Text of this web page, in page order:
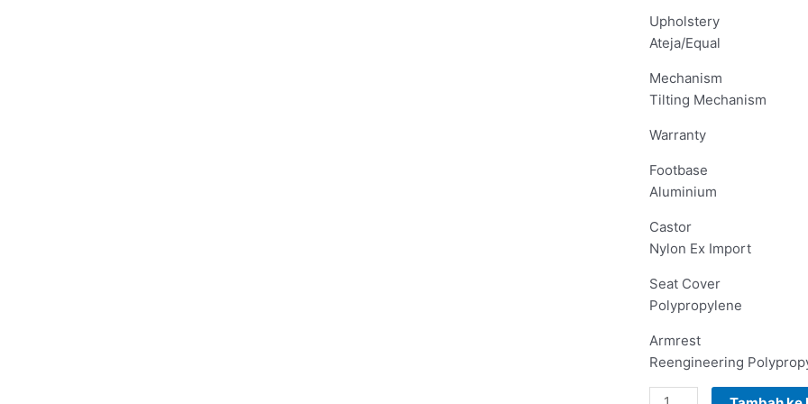
Upholstery
Ateja/Equal
Mechanism
Tilting Mechanism
Warranty
Footbase
Aluminium
Castor
Nylon Ex Import
Seat Cover
Polypropylene
Armrest
Reengineering